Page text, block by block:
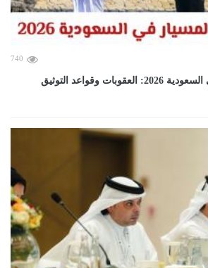
740
ضوابط زواج المسيار في السعودية 2026: العقوبات وقواعد التوثيق